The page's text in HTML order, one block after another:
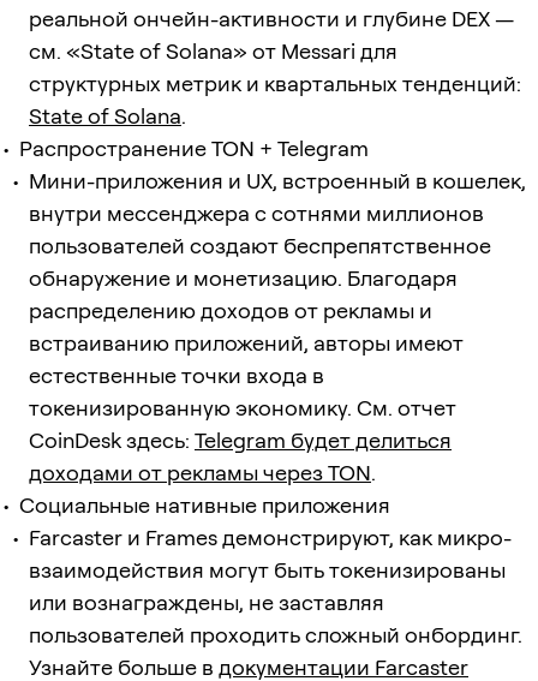
реальной ончейн-активности и глубине DEX —
см. «State of Solana» от Messari для
структурных метрик и квартальных тенденций:
State of Solana.
Распространение TON + Telegram
Мини-приложения и UX, встроенный в кошелек,
внутри мессенджера с сотнями миллионов
пользователей создают беспрепятственное
обнаружение и монетизацию. Благодаря
распределению доходов от рекламы и
встраиванию приложений, авторы имеют
естественные точки входа в
токенизированную экономику. См. отчет
CoinDesk здесь: Telegram будет делиться
доходами от рекламы через TON.
Социальные нативные приложения
Farcaster и Frames демонстрируют, как микро-
взаимодействия могут быть токенизированы
или вознаграждены, не заставляя
пользователей проходить сложный онбординг.
Узнайте больше в документации Farcaster